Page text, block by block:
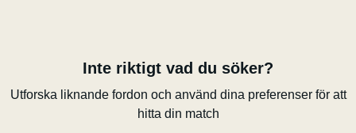
Inte riktigt vad du söker?
Utforska liknande fordon och använd dina preferenser för att
hitta din match